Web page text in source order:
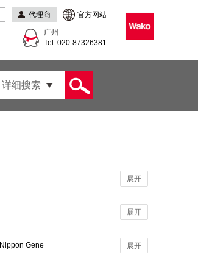
代理商 官方网站
广州
Tel: 020-87326381
详细搜索
展开
展开
展开
Nippon Gene